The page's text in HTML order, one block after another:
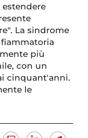
La sindrome
più
con un
cinquant'anni.
le